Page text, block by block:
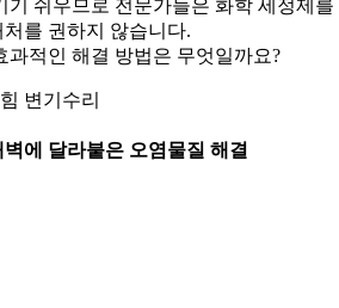
기 쉬우므로 전문가들은 화학 세정제를
를 권하지 않습니다.
적인 해결 방법은 무엇일까요?
변기수리
에 달라붙은 오염물질 해결